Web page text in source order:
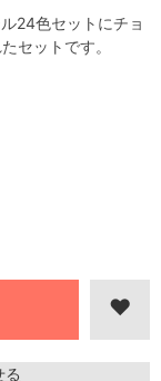
る
24色セットにチョ
セットです。